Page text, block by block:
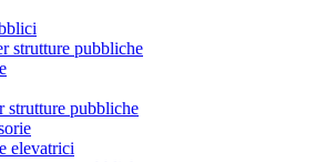
strutture pubbliche
strutture pubbliche
elevatrici